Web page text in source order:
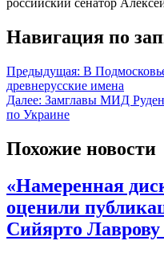
Навигация по
Предыдущая: В
древнерусские имена
Далее: Замглавы МИД
по Украине
Похожие новости
«Намеренная
оценили
Сийярто